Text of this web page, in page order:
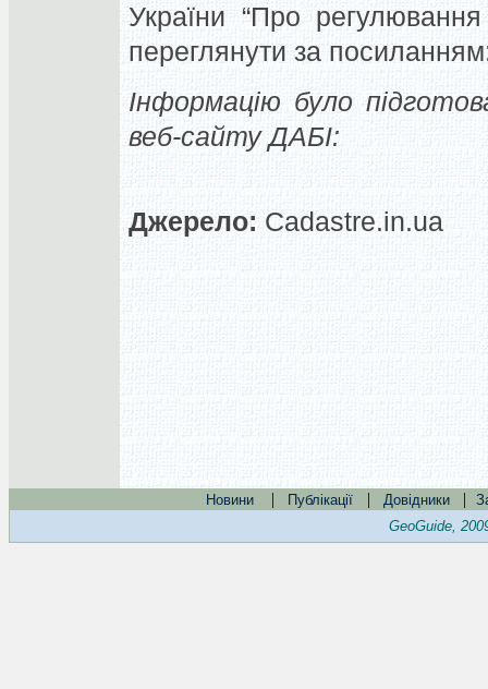
України “Про регулювання
переглянути за
Інформацію було
веб-сайту ДАБІ:
Джерело: Cadastre.in.ua
Новини | Публікації | Довідники |
GeoGuide,